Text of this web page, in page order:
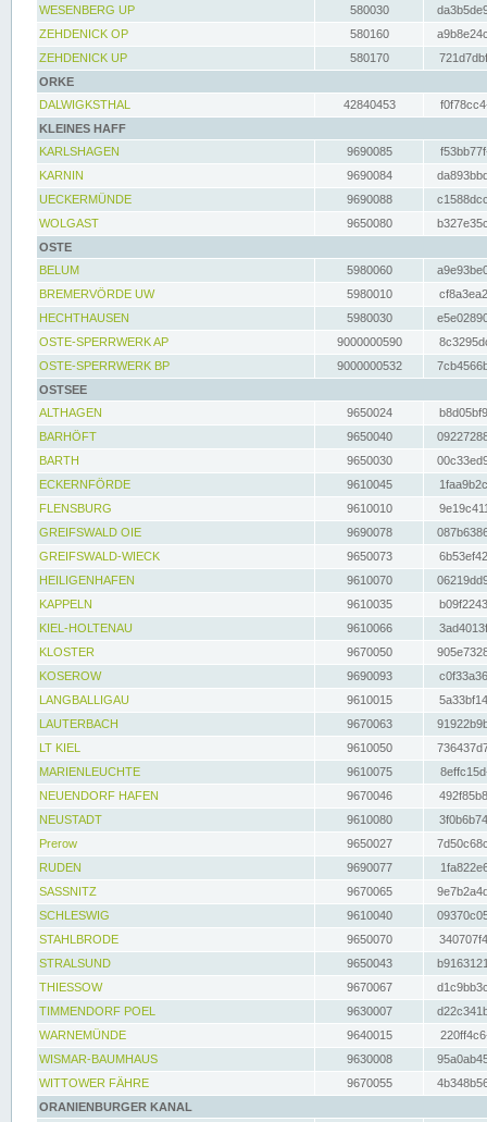
WESENBERG UP
580030
ZEHDENICK OP
580160
ZEHDENICK UP
580170
ORKE
DALWIGKSTHAL
42840453
KLEINES HAFF
KARLSHAGEN
9690085
KARNIN
9690084
UECKERMÜNDE
9690088
WOLGAST
9650080
OSTE
BELUM
5980060
BREMERVÖRDE UW
5980010
HECHTHAUSEN
5980030
OSTE-SPERRWERK AP
9000000590
OSTE-SPERRWERK BP
9000000532
OSTSEE
ALTHAGEN
9650024
BARHÖFT
9650040
BARTH
9650030
ECKERNFÖRDE
9610045
FLENSBURG
9610010
GREIFSWALD OIE
9690078
GREIFSWALD-WIECK
9650073
HEILIGENHAFEN
9610070
KAPPELN
9610035
KIEL-HOLTENAU
9610066
KLOSTER
9670050
KOSEROW
9690093
LANGBALLIGAU
9610015
LAUTERBACH
9670063
LT KIEL
9610050
MARIENLEUCHTE
9610075
NEUENDORF HAFEN
9670046
NEUSTADT
9610080
Prerow
9650027
RUDEN
9690077
SASSNITZ
9670065
SCHLESWIG
9610040
STAHLBRODE
9650070
STRALSUND
9650043
THIESSOW
9670067
TIMMENDORF POEL
9630007
WARNEMÜNDE
9640015
WISMAR-BAUMHAUS
9630008
WITTOWER FÄHRE
9670055
ORANIENBURGER KANAL